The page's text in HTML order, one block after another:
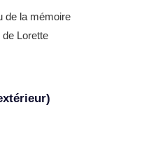
de la mémoire
Lorette